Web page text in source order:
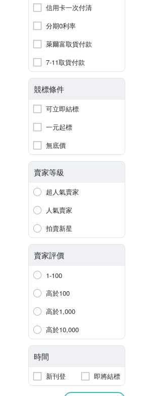
信用卡一次付清
分期0利率
萊爾富取貨付款
7-11取貨付款
競標條件
可立即結標
一元起標
無底價
賣家等級
超人氣賣家
人氣賣家
拍賣新星
賣家評價
1-100
高於100
高於1,000
高於10,000
時間
新刊登 即將結標